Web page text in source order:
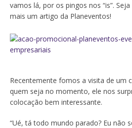
vamos lá, por os pingos nos “is”.
mais um artigo da Planeventos!
Recentemente fomos a visita de um
quem seja no momento, ele nos
colocação bem interessante.
“Ué, tá todo mundo parado? Eu não